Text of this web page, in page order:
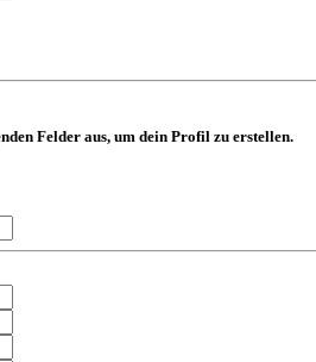
Felder aus, um dein Profil zu erstellen.